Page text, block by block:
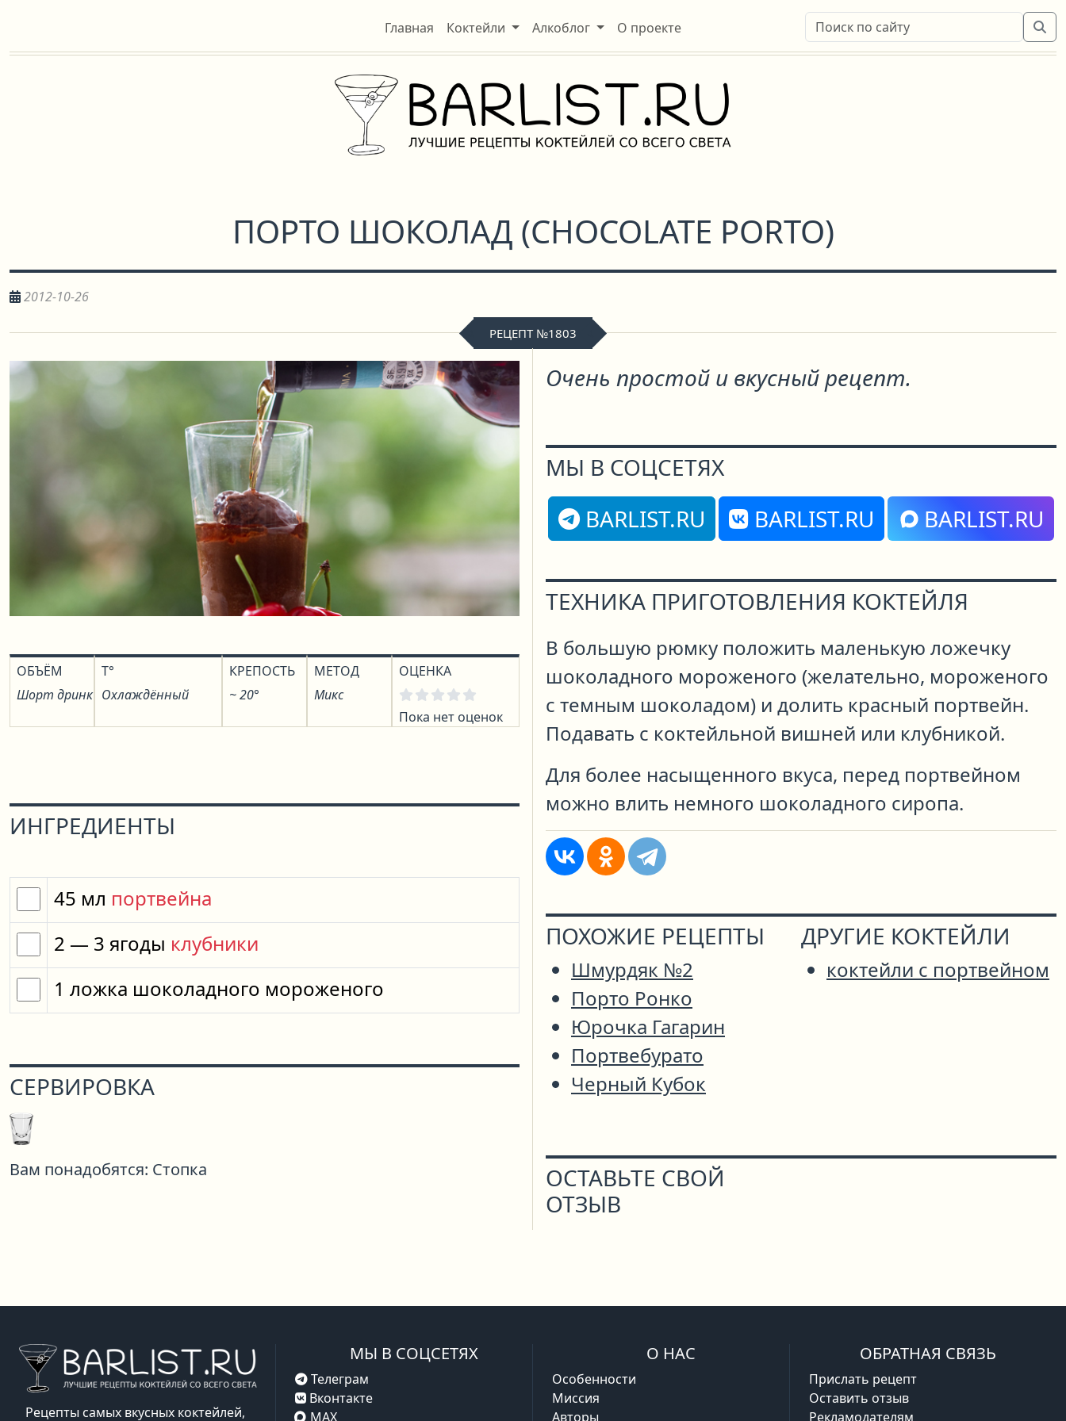
Главная Коктейли Алкоблог О проекте
ПОРТО ШОКОЛАД (CHOCOLATE PORTO)
2012-10-26
РЕЦЕПТ №1803
ОБЪЁМ
Шорт дринк
T°
Охлаждённый
КРЕПОСТЬ
~ 20°
МЕТОД
Микс
ОЦЕНКА
Пока нет оценок
ИНГРЕДИЕНТЫ
45 мл портвейна
2 — 3 ягоды клубники
1 ложка шоколадного мороженого
СЕРВИРОВКА
Вам понадобятся: Стопка
Очень простой и вкусный рецепт.
МЫ В СОЦСЕТЯХ
BARLIST.RU
BARLIST.RU BARLIST.RU
ТЕХНИКА ПРИГОТОВЛЕНИЯ КОКТЕЙЛЯ
В большую рюмку положить маленькую ложечку
шоколадного мороженого (желательно, мороженого
с темным шоколадом) и долить красный портвейн.
Подавать с коктейльной вишней или клубникой.
Для более насыщенного вкуса, перед портвейном
можно влить немного шоколадного сиропа.
ПОХОЖИЕ РЕЦЕПТЫ
Шмурдяк №2
Порто Ронко
Юрочка Гагарин
Портвебурато
Черный Кубок
ДРУГИЕ КОКТЕЙЛИ
коктейли с портвейном
ОСТАВЬТЕ СВОЙ
ОТЗЫВ
Рецепты самых вкусных коктейлей,
МЫ В СОЦСЕТЯХ
Телеграм
Вконтакте
MAX
О НАС
Особенности
Миссия
Авторы
ОБРАТНАЯ СВЯЗЬ
Прислать рецепт
Оставить отзыв
Рекламодателям